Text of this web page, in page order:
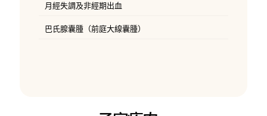
月經失調及非經期出血
巴氏腺囊腫（前庭大線囊腫）